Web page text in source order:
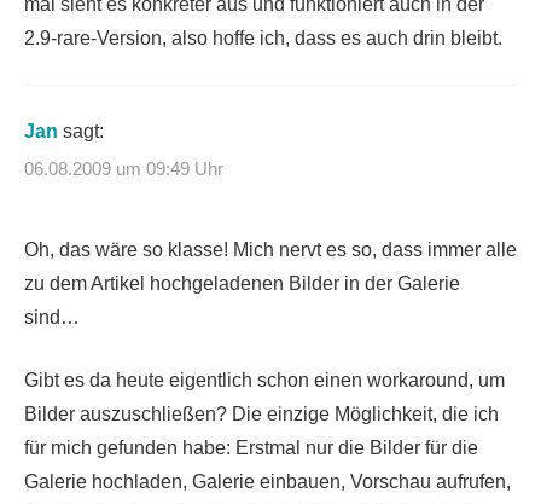
2.9-rare-Version, also hoffe ich, dass es auch drin bleibt.
Jan sagt:
06.08.2009 um 09:49 Uhr
Oh, das wäre so klasse! Mich nervt es so, dass immer alle
zu dem Artikel hochgeladenen Bilder in der Galerie
sind…
Gibt es da heute eigentlich schon einen workaround, um
Bilder auszuschließen? Die einzige Möglichkeit, die ich
für mich gefunden habe: Erstmal nur die Bilder für die
Galerie hochladen, Galerie einbauen, Vorschau aufrufen,